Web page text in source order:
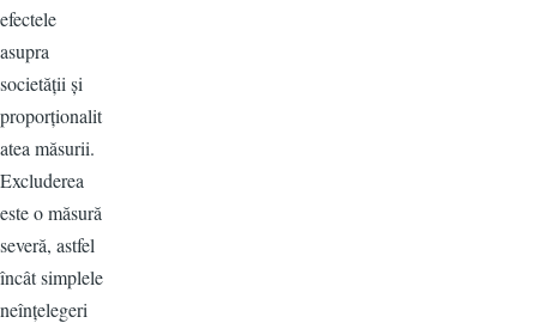
efectele
asupra
societății și
proporționalit
atea măsurii.
Excluderea
este o măsură
severă, astfel
încât simplele
neînțelegeri